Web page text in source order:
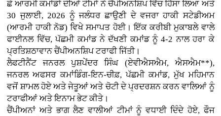
ਛੇ ਆਰਮੀ ਕਮਾਂਡਾਂ ਦੀਆਂ ਟੀਮਾਂ ਨੇ ਚੈਂਪੀਅਨਸ਼ਿਪ ਵਿੱਚ ਹਿੱਸਾ ਲਿਆ ਅਤੇ
30 ਜੁਲਾਈ, 2026 ਨੂੰ ਜਲੰਧਰ ਛਾਉਣੀ ਦੇ ਵਜਰਾ ਹਾਕੀ ਸਟੇਡੀਅਮ
(ਆਰਮੀ ਹਾਕੀ ਨੋਡ) ਵਿਖੇ ਸਮਾਪਤ ਹੋਈ। ਇੱਕ ਕਰੀਬੀ ਮੁਕਾਬਲੇ ਵਾਲੇ
ਫਾਈਨਲ ਵਿੱਚ, ਪੱਛਮੀ ਕਮਾਂਡ ਨੇ ਦੱਖਣੀ ਕਮਾਂਡ ਨੂੰ 4-2 ਨਾਲ ਹਰਾ ਕੇ
ਪ੍ਰਤਿਸ਼ਠਾਵਾਨ ਚੈਂਪੀਅਨਸ਼ਿਪ ਟਰਾਫੀ ਜਿੱਤੀ।
ਲੈਫਟੀਨੈਂਟ ਜਨਰਲ ਪੁਸ਼ਪੇਂਦਰ ਸਿੰਘ (ਏਵੀਐਸਐਮ, ਐਸਐਮ**),
ਜਨਰਲ ਅਫਸਰ ਕਮਾਂਡਿੰਗ-ਇਨ-ਚੀਫ਼, ਪੱਛਮੀ ਕਮਾਂਡ, ਮੁੱਖ ਮਹਿਮਾਨ
ਵਜੋਂ ਸ਼ਾਮਲ ਹੋਏ ਅਤੇ ਜੇਤੂਆਂ ਅਤੇ ਚੋਟੀ ਦੇ ਪ੍ਰਦਰਸ਼ਨ ਕਰਨ ਵਾਲਿਆਂ ਨੂੰ
ਟਰਾਫੀਆਂ ਅਤੇ ਇਨਾਮ ਭੇਟ ਕੀਤੇ।
ਚੈਂਪੀਅਨਾਂ ਅਤੇ ਭਾਗ ਲੈਣ ਵਾਲੀਆਂ ਟੀਮਾਂ ਨੂੰ ਵਧਾਈ ਦਿੰਦੇ ਹੋਏ, ਫੌਜ